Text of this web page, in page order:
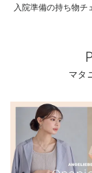
入院準備の持ち物チ
マタ